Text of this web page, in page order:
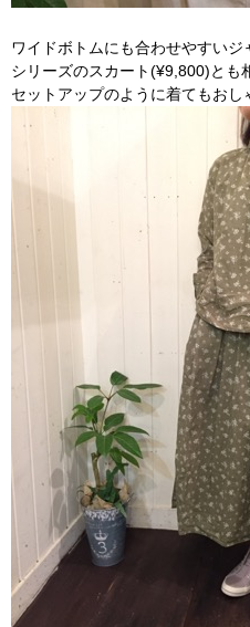
ワイドボトムにも合わせやすい
シリーズのスカート(¥9,800)と
セットアップのように着てもおし